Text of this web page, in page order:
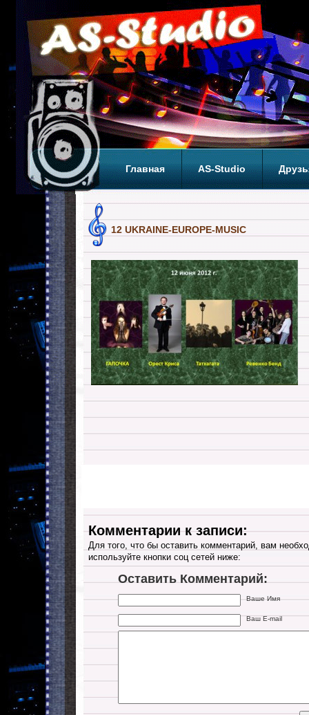
Главная AS-Studio
12 UKRAINE-EUROPE-MUSIC
Комментарии к записи:
Для того, что бы оставить комментарий, вам
используйте кнопки соц сетей ниже:
Оставить Комментарий:
Ваше Имя
Ваш E-mail